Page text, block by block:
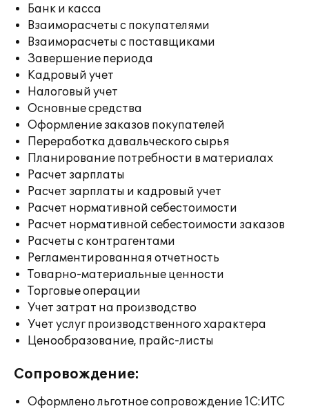
Банк и касса
Взаиморасчеты с покупателями
Взаиморасчеты с поставщиками
Завершение периода
Кадровый учет
Налоговый учет
Основные средства
Оформление заказов покупателей
Переработка давальческого сырья
Планирование потребности в материалах
Расчет зарплаты
Расчет зарплаты и кадровый учет
Расчет нормативной себестоимости
Расчет нормативной себестоимости заказов
Расчеты с контрагентами
Регламентированная отчетность
Товарно-материальные ценности
Торговые операции
Учет затрат на производство
Учет услуг производственного характера
Ценообразование, прайс-листы
Сопровождение:
Оформлено льготное сопровождение 1С:ИТС